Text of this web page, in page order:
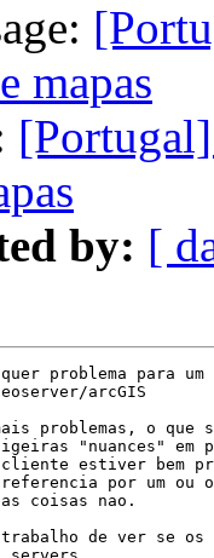
mapas
by: [
problema para
arcGIS
problemas, o que
"nuances" em
estiver bem
por um ou
coisas nao.
trabalho de ver se